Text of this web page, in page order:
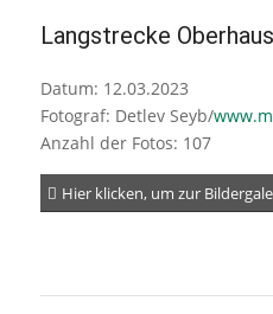
Langstrecke
Datum: 12.03.2023
Fotograf: Detlev Seyb/
Anzahl der Fotos: 107
Hier klicken, um zur